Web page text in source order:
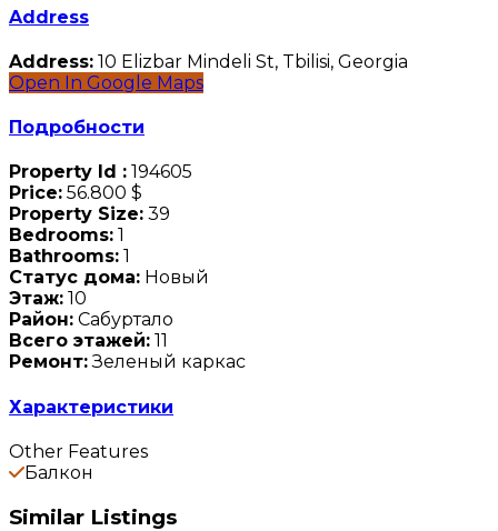
Address
Address: 10 Elizbar Mindeli St, Tbilisi, Georgia
Open In Google Maps
Подробности
Property Id : 194605
Price: 56.800 $
Property Size: 39
Bedrooms: 1
Bathrooms: 1
Статус дома: Новый
Этаж: 10
Район: Сабуртало
Всего этажей: 11
Ремонт:Зеленый каркас
Характеристики
Other Features
Балкон
Similar Listings